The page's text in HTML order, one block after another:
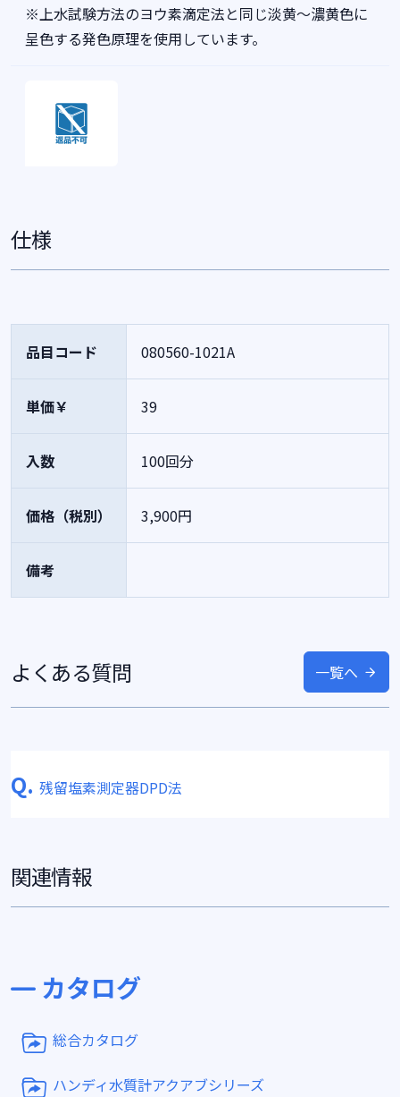
※上水試験方法のヨウ素滴定法と同じ淡黄～濃黄色に
呈色する発色原理を使用しています。
仕様
品目コード 080560-1021A
単価￥ 39
入数 100回分
価格（税別） 3,900円
備考
よくある質問 一覧へ
Q. 残留塩素測定器DPD法
関連情報
カタログ
総合カタログ
ハンディ水質計アクアブシリーズ